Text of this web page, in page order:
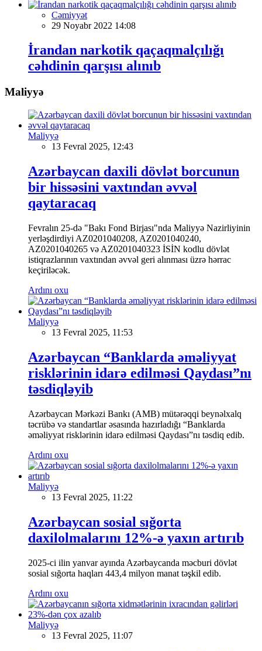
Cəmiyyət
29 Noyabr 2022 14:08
İrandan narkotik qaçaqmalçılığı
cəhdinin qarşısı alınıb
Maliyyə
Maliyyə
13 Fevral 2025, 12:43
Azərbaycan daxili dövlət borcunun
bir hissəsini vaxtından əvvəl
qaytaracaq
Fevralın 25-də "Bakı Fond Birjası"nda Maliyyə Nazirliyinin
yerləşdirdiyi AZ0201040208, AZ0201040240,
AZ0201040265 və AZ0201040323 İSİN kodlu dövlət
istiqrazlarının vaxtından əvvəl geri alınması üzrə hərrac
keçiriləcək.
Ardını oxu
Maliyyə
13 Fevral 2025, 11:53
Azərbaycan “Banklarda əməliyyat
risklərinin idarə edilməsi Qaydası”nı
təsdiqləyib
Azərbaycan Mərkəzi Bankı (AMB) mütərəqqi beynəlxalq
təcrübə və standartlar əsasında hazırladığı “Banklarda
əməliyyat risklərinin idarə edilməsi Qaydası”nı təsdiq edib.
Ardını oxu
Maliyyə
13 Fevral 2025, 11:22
Azərbaycan sosial sığorta
daxilolmalarını 12%-ə yaxın artırıb
2025-ci ilin yanvar ayında Azərbaycanda məcburi dövlət
sosial sığorta haqları 443,4 milyon manat təşkil edib.
Ardını oxu
Maliyyə
13 Fevral 2025, 11:07